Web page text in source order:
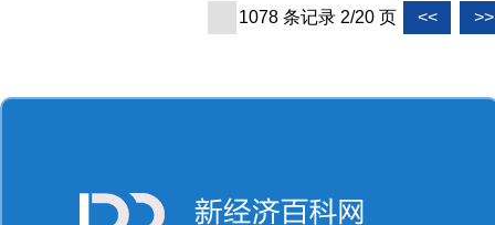
1078 条记录 2/20 页 << >>